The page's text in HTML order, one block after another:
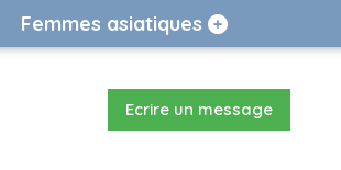
Femmes asiatiques
Ecrire un message